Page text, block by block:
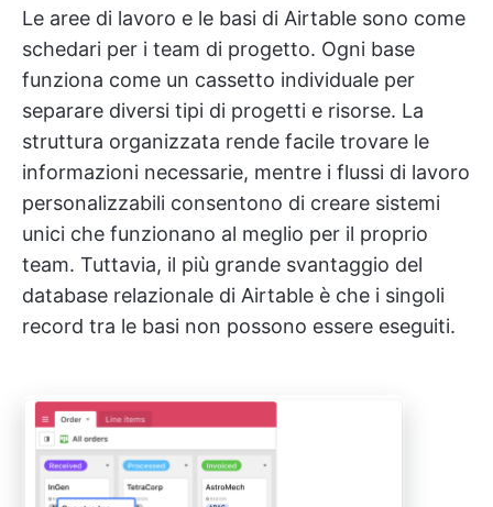
Le aree di lavoro e le basi di Airtable sono come
schedari per i team di progetto. Ogni base
funziona come un cassetto individuale per
separare diversi tipi di progetti e risorse. La
struttura organizzata rende facile trovare le
informazioni necessarie, mentre i flussi di lavoro
personalizzabili consentono di creare sistemi
unici che funzionano al meglio per il proprio
team. Tuttavia, il più grande svantaggio del
database relazionale di Airtable è che i singoli
record tra le basi non possono essere eseguiti.